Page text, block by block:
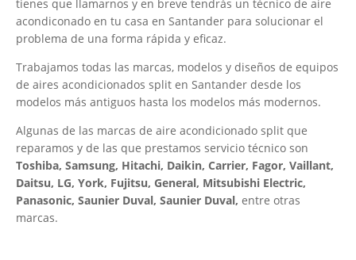
tienes que llamarnos y en breve tendrás un técnico de aire
acondiconado en tu casa en Santander para solucionar el
problema de una forma rápida y eficaz.
Trabajamos todas las marcas, modelos y diseños de equipos
de aires acondicionados split en Santander desde los
modelos más antiguos hasta los modelos más modernos.
Algunas de las marcas de aire acondicionado split que
reparamos y de las que prestamos servicio técnico son
Toshiba, Samsung, Hitachi, Daikin, Carrier, Fagor, Vaillant,
Daitsu, LG, York, Fujitsu, General, Mitsubishi Electric,
Panasonic, Saunier Duval, Saunier Duval, entre otras
marcas.